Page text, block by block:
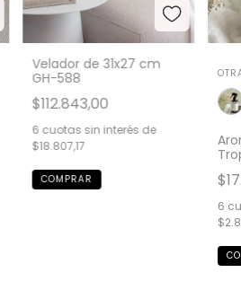
Velador de 31x27 cm
GH-588
$112.843,00
6 cuotas sin interés de
$18.807,17
6